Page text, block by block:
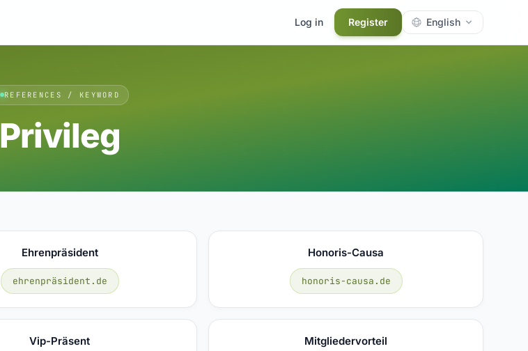
Log in Register English
REFERENCES / KEYWORD
Privileg
Ehrenpräsident
ehrenpräsident.de
Honoris-Causa
honoris-causa.de
Vip-Präsent Mitgliedervorteil